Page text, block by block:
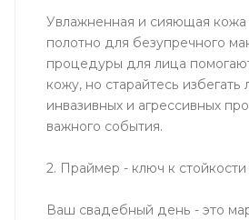
Увлажненная и сияющая кожа
полотно для безупречного
процедуры для лица
кожу, но старайтесь избегать
инвазивных и агрессивных
важного события.
2. Праймер - ключ к
Ваш свадебный день - это